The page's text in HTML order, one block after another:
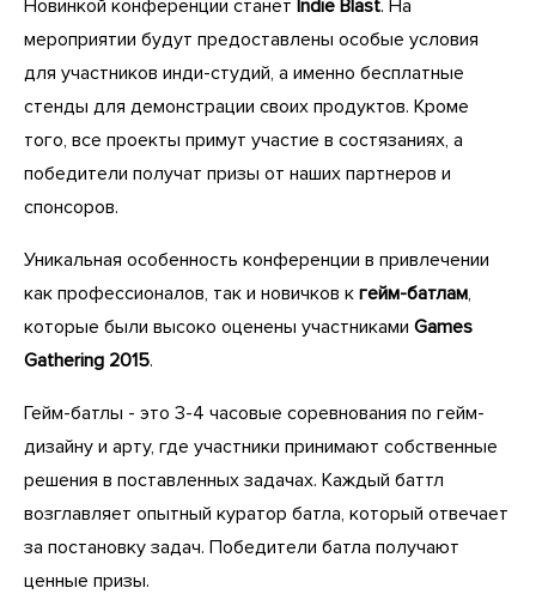
Новинкой конференции станет Indie Blast. На
мероприятии будут предоставлены особые условия
для участников инди-студий, а именно бесплатные
стенды для демонстрации своих продуктов. Кроме
того, все проекты примут участие в состязаниях, а
победители получат призы от наших партнеров и
спонсоров.
Уникальная особенность конференции в привлечении
как профессионалов, так и новичков к гейм-батлам,
которые были высоко оценены участниками Games
Gathering 2015.
Гейм-батлы - это 3-4 часовые соревнования по гейм-
дизайну и арту, где участники принимают собственные
решения в поставленных задачах. Каждый баттл
возглавляет опытный куратор батла, который отвечает
за постановку задач. Победители батла получают
ценные призы.